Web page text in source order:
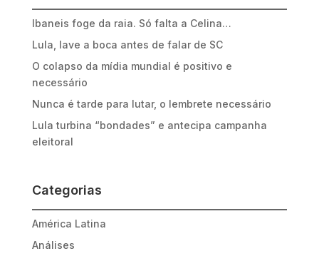
Ibaneis foge da raia. Só falta a Celina…
Lula, lave a boca antes de falar de SC
O colapso da mídia mundial é positivo e
necessário
Nunca é tarde para lutar, o lembrete necessário
Lula turbina “bondades” e antecipa campanha
eleitoral
Categorias
América Latina
Análises